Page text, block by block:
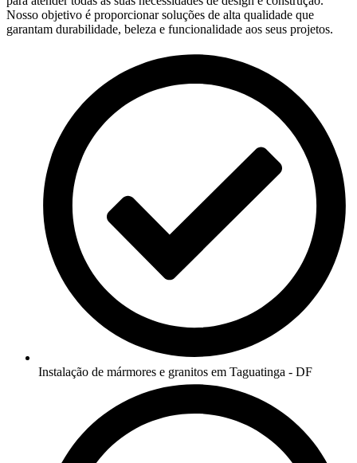
Nosso objetivo é proporcionar soluções de alta qualidade que
garantam durabilidade, beleza e funcionalidade aos seus projetos.
Instalação de mármores e granitos em Taguatinga - DF